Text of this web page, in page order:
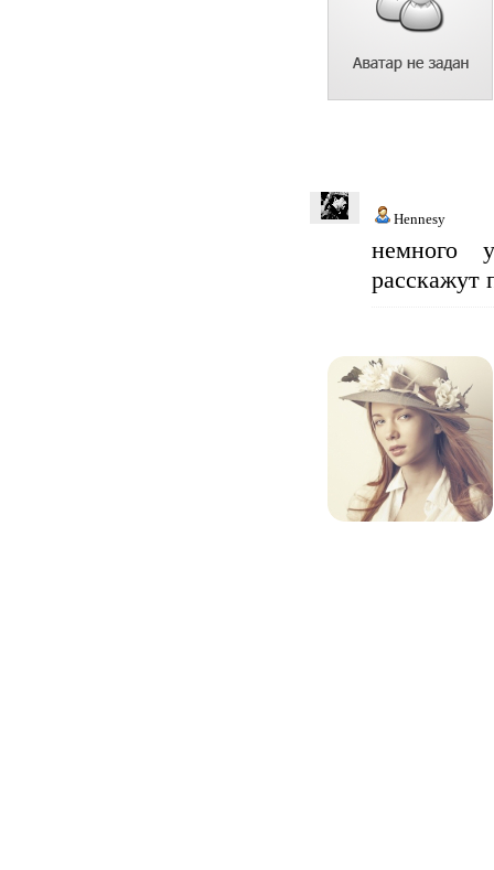
Hennesy
немного
расскажут